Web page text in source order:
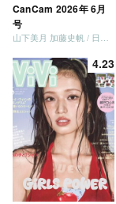
CanCam 2026年 6月
号
山下美月 加藤史帆 / 日向坂46 大野愛実
4.23